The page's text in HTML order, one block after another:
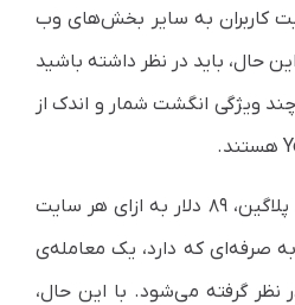
کاربران به سایر بخش‌های وب
حال، باید در نظر داشته باشید
ویژگی انگشت شمار و اندک از
هزینه اشتراک پرمیوم این پلاگین، ۸۹ دلار به ازای هر سایت
صرفه‌ای که دارد، یک معامله‌ی
نظر گرفته می‌شود. با این حال،